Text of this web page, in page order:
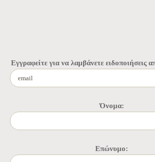
Εγγραφείτε για να λαμβάνετε
Όνομα:
Επώνυμο: